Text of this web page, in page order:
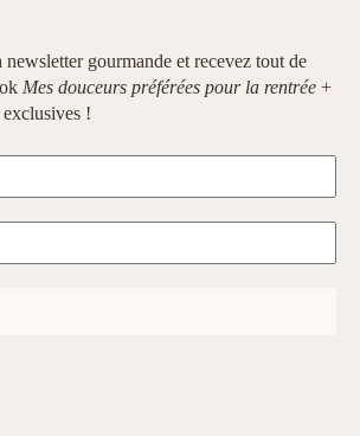
gourmande et recevez tout de
Mes douceurs préférées pour la rentrée +
exclusives !